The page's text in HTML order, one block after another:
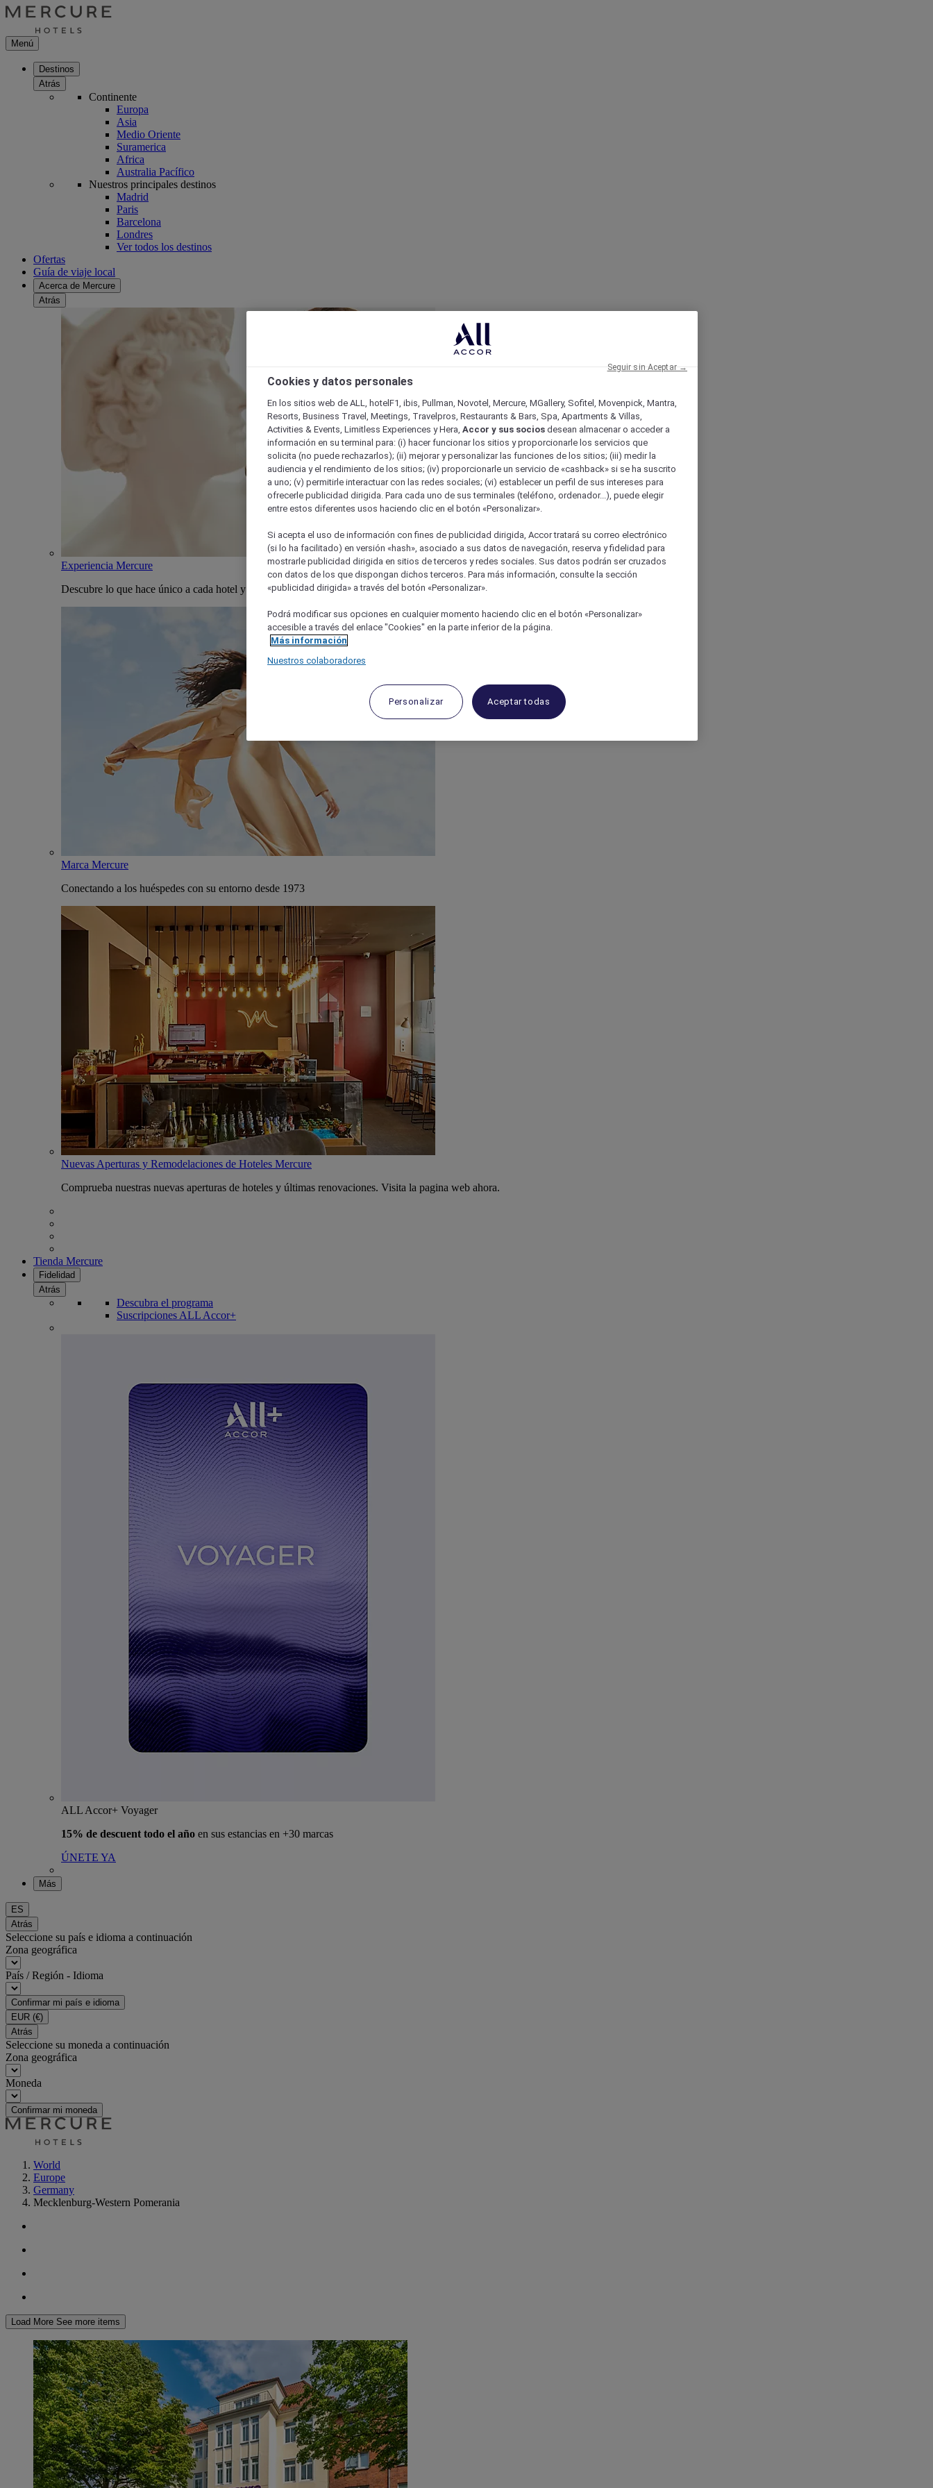
Menú
Destinos
Atrás
Continente
Europa
Asia
Medio Oriente
Suramerica
Africa
Australia Pacífico
Nuestros principales destinos
Madrid
Paris
Barcelona
Londres
Ver todos los destinos
Ofertas
Guía de viaje local
Acerca de Mercure
Atrás
Experiencia Mercure
Descubre lo que hace único a cada hotel y estancia Mercure
Marca Mercure
Conectando a los huéspedes con su entorno desde 1973
Nuevas Aperturas y Remodelaciones de Hoteles Mercure
Comprueba nuestras nuevas aperturas de hoteles y últimas renovaciones. Visita la pagina web ahora.
Tienda Mercure
Fidelidad
Atrás
Descubra el programa
Suscripciones ALL Accor+
ALL Accor+ Voyager
15% de descuent todo el año en sus estancias en +30 marcas
ÚNETE YA
Más
ES
Atrás
Seleccione su país e idioma a continuación
Zona geográfica
País / Región - Idioma
Confirmar mi país e idioma
EUR (€)
Atrás
Seleccione su moneda a continuación
Zona geográfica
Moneda
Confirmar mi moneda
World
Europe
Germany
Mecklenburg-Western Pomerania
Load More See more items
Cookies y datos personales
En los sitios web de ALL, hotelF1, ibis, Pullman, Novotel, Mercure, MGallery, Sofitel, Movenpick, Mantra,
Resorts, Business Travel, Meetings, Travelpros, Restaurants & Bars, Spa, Apartments & Villas,
Activities & Events, Limitless Experiences y Hera, Accor y sus socios desean almacenar o acceder a
información en su terminal para: (i) hacer funcionar los sitios y proporcionarle los servicios que
solicita (no puede rechazarlos); (ii) mejorar y personalizar las funciones de los sitios; (iii) medir la
audiencia y el rendimiento de los sitios; (iv) proporcionarle un servicio de «cashback» si se ha suscrito
a uno; (v) permitirle interactuar con las redes sociales; (vi) establecer un perfil de sus intereses para
ofrecerle publicidad dirigida. Para cada uno de sus terminales (teléfono, ordenador...), puede elegir
entre estos diferentes usos haciendo clic en el botón «Personalizar».
Si acepta el uso de información con fines de publicidad dirigida, Accor tratará su correo electrónico
(si lo ha facilitado) en versión «hash», asociado a sus datos de navegación, reserva y fidelidad para
mostrarle publicidad dirigida en sitios de terceros y redes sociales. Sus datos podrán ser cruzados
con datos de los que dispongan dichos terceros. Para más información, consulte la sección
«publicidad dirigida» a través del botón «Personalizar».
Podrá modificar sus opciones en cualquier momento haciendo clic en el botón «Personalizar»
accesible a través del enlace "Cookies" en la parte inferior de la página.
Más información
Nuestros colaboradores
Personalizar Aceptar todas
Seguir sin Aceptar →